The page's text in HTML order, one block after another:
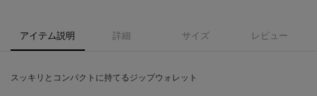
アイテム説明 詳細 サイズ レビュー
スッキリとコンパクトに持てるジップウォレット